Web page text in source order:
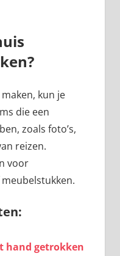
kun je
die een
zoals foto’s,
reizen.
voor
hand getrokken